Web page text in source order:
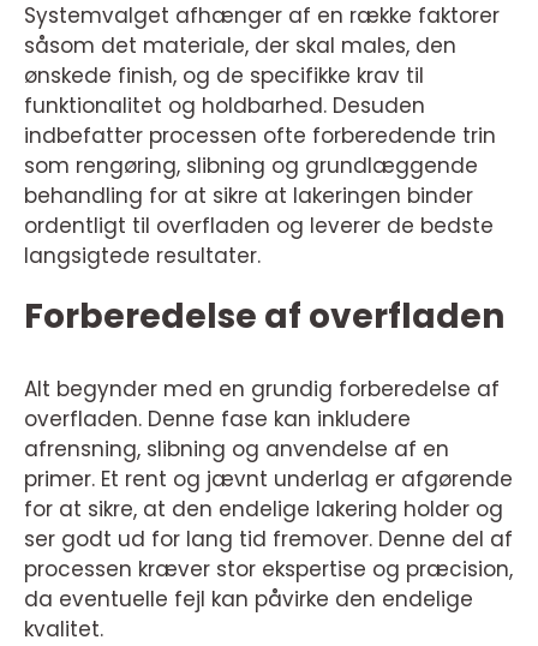
Systemvalget afhænger af en række faktorer
såsom det materiale, der skal males, den
ønskede finish, og de specifikke krav til
funktionalitet og holdbarhed. Desuden
indbefatter processen ofte forberedende trin
som rengøring, slibning og grundlæggende
behandling for at sikre at lakeringen binder
ordentligt til overfladen og leverer de bedste
langsigtede resultater.
Forberedelse af overfladen
Alt begynder med en grundig forberedelse af
overfladen. Denne fase kan inkludere
afrensning, slibning og anvendelse af en
primer. Et rent og jævnt underlag er afgørende
for at sikre, at den endelige lakering holder og
ser godt ud for lang tid fremover. Denne del af
processen kræver stor ekspertise og præcision,
da eventuelle fejl kan påvirke den endelige
kvalitet.